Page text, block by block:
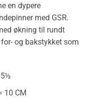
en dypere
med GSR.
økning til rundt
og bakstykket som
5½
10 CM